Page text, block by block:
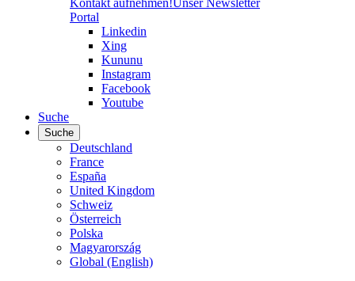
Kontakt aufnehmen!Unser Newsletter
Portal
Linkedin
Xing
Kununu
Instagram
Facebook
Youtube
Suche
Suche
Deutschland
France
España
United Kingdom
Schweiz
Österreich
Polska
Magyarország
Global (English)